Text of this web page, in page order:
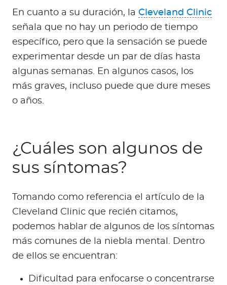
En cuanto a su duración, la Cleveland Clinic
señala que no hay un periodo de tiempo
específico, pero que la sensación se puede
experimentar desde un par de días hasta
algunas semanas. En algunos casos, los
más graves, incluso puede que dure meses
o años.
¿Cuáles son algunos de
sus síntomas?
Tomando como referencia el artículo de la
Cleveland Clinic que recién citamos,
podemos hablar de algunos de los síntomas
más comunes de la niebla mental. Dentro
de ellos se encuentran:
Dificultad para enfocarse o concentrarse